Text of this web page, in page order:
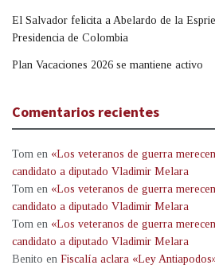
El Salvador felicita a Abelardo de la
Presidencia de Colombia
Plan Vacaciones 2026 se mantiene activo
Comentarios recientes
Tom en «Los veteranos de guerra
candidato a diputado Vladimir Melara
Tom en «Los veteranos de guerra
candidato a diputado Vladimir Melara
Tom en «Los veteranos de guerra
candidato a diputado Vladimir Melara
Benito en Fiscalía aclara «Ley